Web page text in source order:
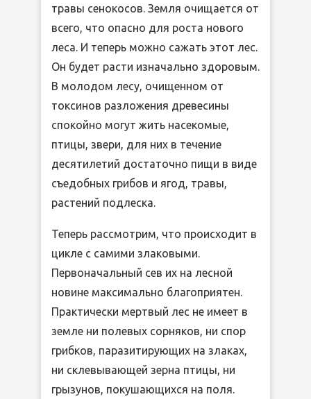
травы сенокосов. Земля очищается от
всего, что опасно для роста нового
леса. И теперь можно сажать этот лес.
Он будет расти изначально здоровым.
В молодом лесу, очищенном от
токсинов разложения древесины
спокойно могут жить насекомые,
птицы, звери, для них в течение
десятилетий достаточно пищи в виде
съедобных грибов и ягод, травы,
растений подлеска.
Теперь рассмотрим, что происходит в
цикле с самими злаковыми.
Первоначальный сев их на лесной
новине максимально благоприятен.
Практически мертвый лес не имеет в
земле ни полевых сорняков, ни спор
грибков, паразитирующих на злаках,
ни склевывающей зерна птицы, ни
грызунов, покушающихся на поля.